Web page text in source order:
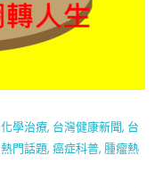
化學治療, 台灣健康新聞, 台
熱門話題, 癌症科普, 腫瘤熱